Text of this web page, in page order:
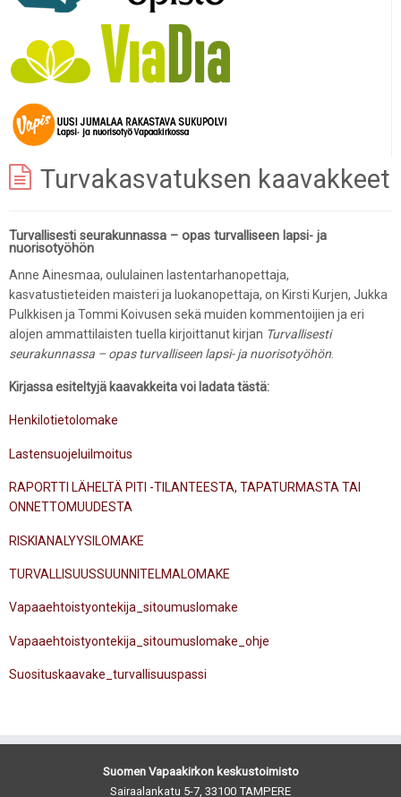
Turvakasvatuksen kaavakkeet
Turvallisesti seurakunnassa – opas turvalliseen lapsi- ja
nuorisotyöhön
Anne Ainesmaa, oululainen lastentarhanopettaja,
kasvatustieteiden maisteri ja luokanopettaja, on Kirsti Kurjen, Jukka
Pulkkisen ja Tommi Koivusen sekä muiden kommentoijien ja eri
alojen ammattilaisten tuella kirjoittanut kirjan Turvallisesti
seurakunnassa – opas turvalliseen lapsi- ja nuorisotyöhön
Kirjassa esiteltyjä kaavakkeita voi ladata tästä:
Henkilotietolomake
Lastensuojeluilmoitus
RAPORTTI LÄHELTÄ PITI -TILANTEESTA, TAPATURMASTA TAI
ONNETTOMUUDESTA
RISKIANALYYSILOMAKE
TURVALLISUUSSUUNNITELMALOMAKE
Vapaaehtoistyontekija_sitoumuslomake
Vapaaehtoistyontekija_sitoumuslomake_ohje
Suosituskaavake_turvallisuuspassi
Suomen Vapaakirkon keskustoimisto
Sairaalankatu 5-7, 33100 TAMPERE